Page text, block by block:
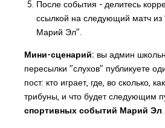
После события - делитесь
ссылкой на следующий матч из
Марий Эл".
Мини-сценарий: вы админ
пересылки "слухов" публикуете
пост: кто играет, где, во сколько,
трибуны, и что будет следующим
спортивных событий Марий Эл